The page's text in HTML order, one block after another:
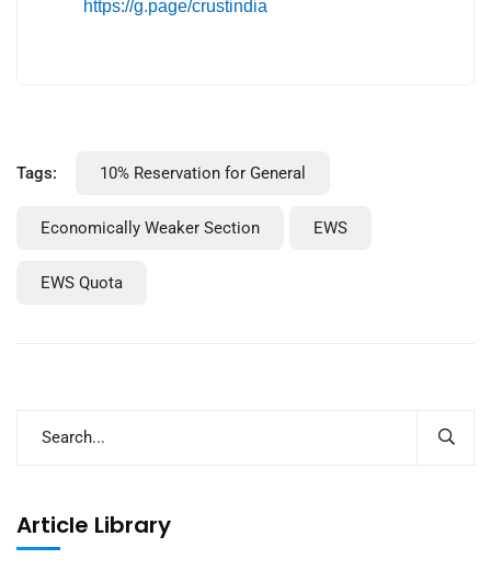
https://g.page/crustindia
Tags: 10% Reservation for General
Economically Weaker Section EWS
EWS Quota
Article Library